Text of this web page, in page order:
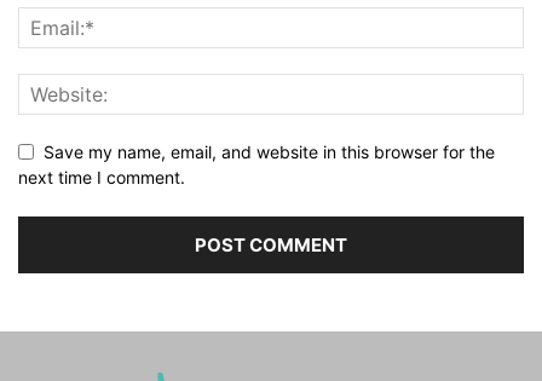
Save my name, email, and website in this browser for the
next time I comment.